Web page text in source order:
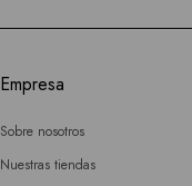
Empresa
Sobre nosotros
Nuestras tiendas